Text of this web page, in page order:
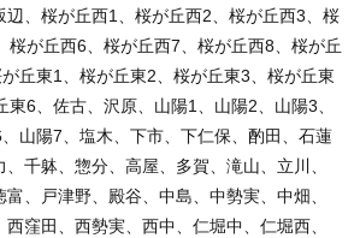
辺、桜が丘西1、桜が丘西2、桜が丘西3、桜
桜が丘西6、桜が丘西7、桜が丘西8、桜が丘
丘東1、桜が丘東2、桜が丘東3、桜が丘東
6、佐古、沢原、山陽1、山陽2、山陽3、
山陽7、塩木、下市、下仁保、酌田、石蓮
千躰、惣分、高屋、多賀、滝山、立川、
、戸津野、殿谷、中島、中勢実、中畑、
窪田、西勢実、西中、仁堀中、仁堀西、